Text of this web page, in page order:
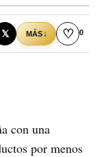
𝕏 MÁS↓ ♡ 0
con una
por menos